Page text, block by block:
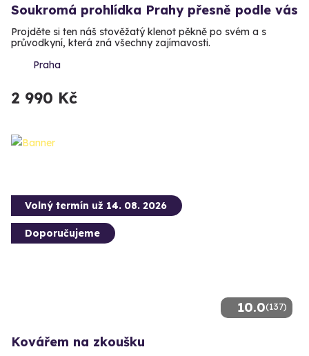
Soukromá prohlídka Prahy přesně podle vás
Projděte si ten náš stověžatý klenot pěkně po svém a s
průvodkyní, která zná všechny zajímavosti.
Praha
2 990 Kč
10.0(137)
Volný termín už 14. 08. 2026
Doporučujeme
Kovářem na zkoušku